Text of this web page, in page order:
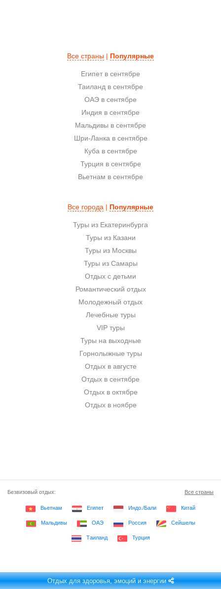
Все страны | Популярные
Египет в сентябре
Таиланд в сентябре
ОАЭ в сентябре
Индия в сентябре
Мальдивы в сентябре
Шри-Ланка в сентябре
Куба в сентябре
Турция в сентябре
Вьетнам в сентябре
Все города | Популярные
Туры из Екатеринбурга
Туры из Казани
Туры из Москвы
Туры из Самары
Отдых с детьми
Романтический отдых
Молодежный отдых
Лечебные туры
VIP туры
Туры на выходные
Горнолыжные туры
Отдых в августе
Отдых в сентябре
Отдых в октябре
Отдых в ноябре
Безвизовый отдых: Все страны
Вьетнам Египет Индо./Бали Китай
Мальдивы ОАЭ Россия Сейшелы
Таиланд Турция
Отдых для здоровья, эмоций и энергии